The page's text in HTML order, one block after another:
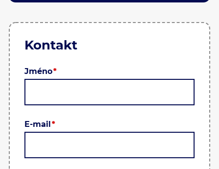
Kontakt
Jméno
E-mail